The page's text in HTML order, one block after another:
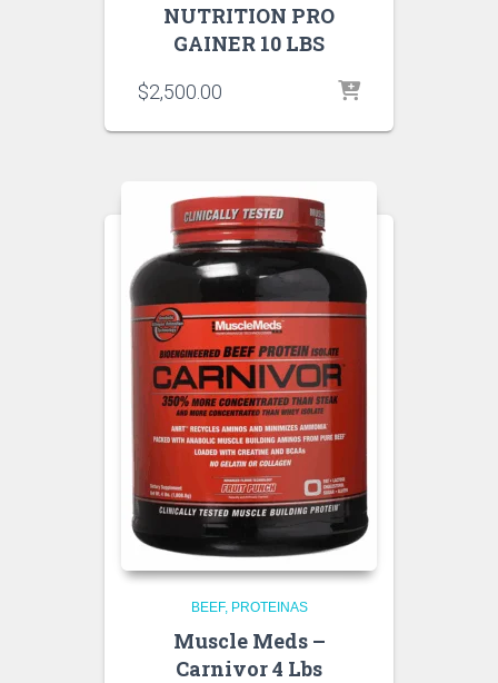
NUTRITION PRO
GAINER 10 LBS
$2,500.00
BEEF PROTEINAS
Muscle Meds –
Carnivor 4 Lbs